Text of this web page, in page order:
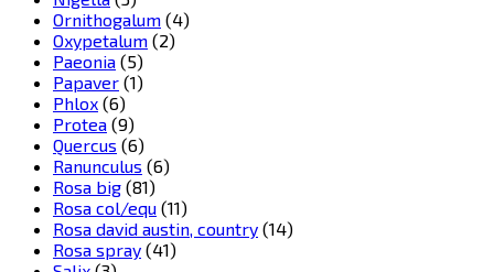
Ornithogalum (4)
Oxypetalum (2)
Paeonia (5)
Papaver (1)
Phlox (6)
Protea (9)
Quercus (6)
Ranunculus (6)
Rosa big (81)
Rosa col/equ (11)
Rosa david austin, country (14)
Rosa spray (41)